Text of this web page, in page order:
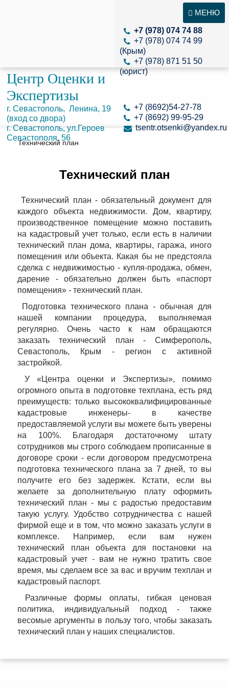
Центр Оценки и
Экспертизы
г. Севастополь, Ленина, 19
(вход со двора)
г. Севастополь, ул.Героев
Севастополя, 56
+7 (978) 074 74 88
+7 (978) 074 74 99
(Крым)
+7 (978) 871 51 50
(юрист)
+7 (8692)54-27-78
+7 (8692) 99-95-29
tsentr.otsenki@yandex.ru
МЕНЮ
Технический план
Технический план
Технический план - обязательный документ для
каждого объекта недвижимости. Дом, квартиру,
производственное помещение можно поставить
на кадастровый учет только, если есть в наличии
технический план дома, квартиры, гаража, иного
помещения или объекта. Какая бы не предстояла
сделка с недвижимостью - купля-продажа, обмен,
дарение - обязательно должен быть «паспорт
помещения» - технический план.
Подготовка технического плана - обычная для
нашей компании процедура, выполняемая
регулярно. Очень часто к нам обращаются
заказать технический план - Симферополь,
Севастополь, Крым - регион с активной
застройкой.
У «Центра оценки и Экспертизы», помимо
огромного опыта в подготовке техплана, есть ряд
преимуществ: только высококвалифицированные
кадастровые инженеры- в качестве
предоставляемой услуги вы можете быть уверены
на 100%. Благодаря достаточному штату
сотрудников мы строго соблюдаем прописанные в
договоре сроки - если договором предусмотрена
подготовка технического плана за 7 дней, то вы
получите его без задержек. Кстати, если вы
желаете за дополнительную плату оформить
технический план - мы с радостью предоставим
такую услугу. Удобство сотрудничества с нашей
фирмой еще и в том, что можно заказать услуги в
комплексе. Например, если вам нужен
технический план объекта для постановки на
кадастровый учет - вам не нужно тратить свое
время, мы сделаем все за вас и вручим техплан и
кадастровый паспорт.
Различные формы оплаты, гибкая ценовая
политика, индивидуальный подход - также
весомые аргументы в пользу того, чтобы заказать
технический план у наших специалистов.